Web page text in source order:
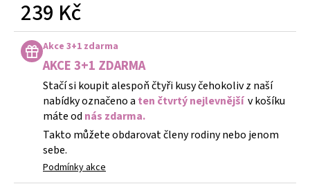
239 Kč
Měrná
cena:Akce 3+1 zdarma
AKCE 3+1 ZDARMA
Stačí si koupit alespoň čtyři kusy čehokoliv z naší
nabídky označeno a ten čtvrtý nejlevnější v košíku
máte od nás zdarma.
Takto můžete obdarovat členy rodiny nebo jenom
sebe.
Podmínky akce